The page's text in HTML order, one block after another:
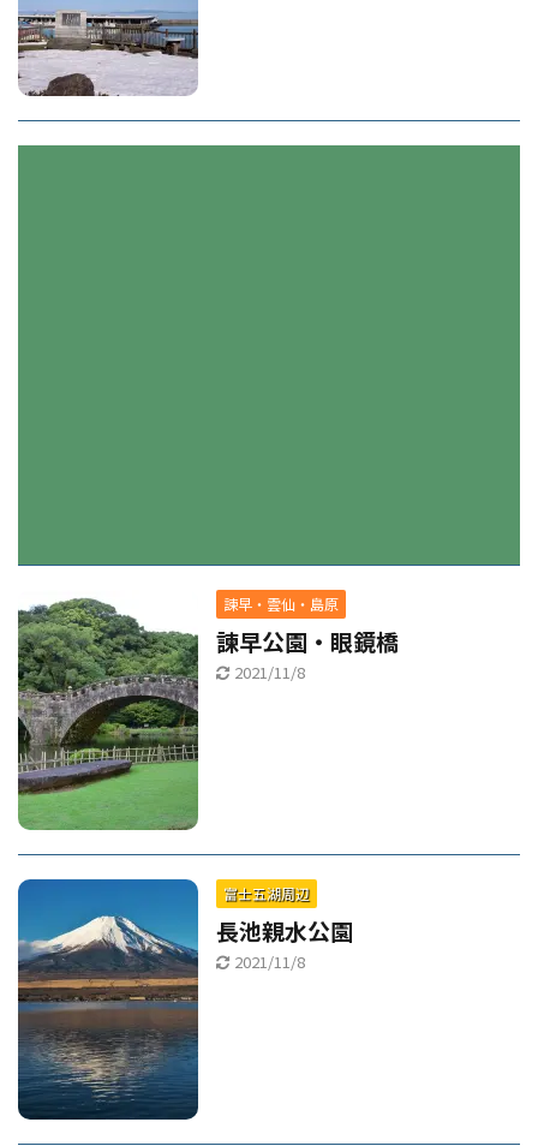
諫早・雲仙・島原
諫早公園・眼鏡橋
2021/11/8
富士五湖周辺
長池親水公園
2021/11/8